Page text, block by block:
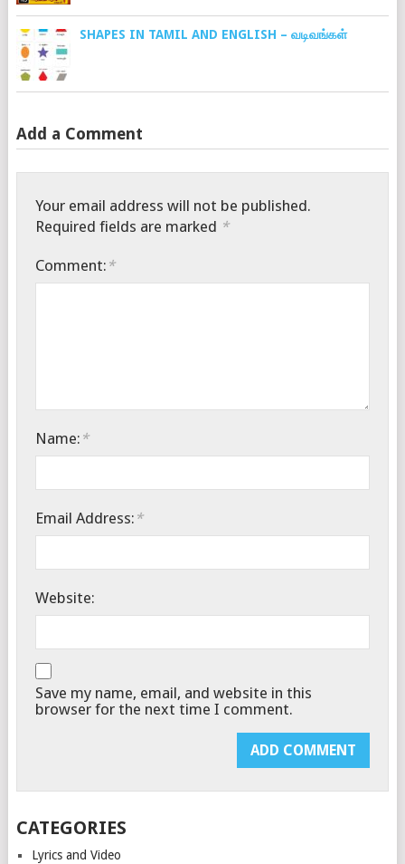
SHAPES IN TAMIL AND ENGLISH – வடிவங்கள்
Add a Comment
Your email address will not be published.
Required fields are marked *
Comment: *
Name: *
Email Address: *
Website:
Save my name, email, and website in this
browser for the next time I comment.
CATEGORIES
Lyrics and Video